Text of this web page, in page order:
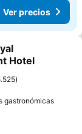
Ver precios
Hotel
gastronómicas